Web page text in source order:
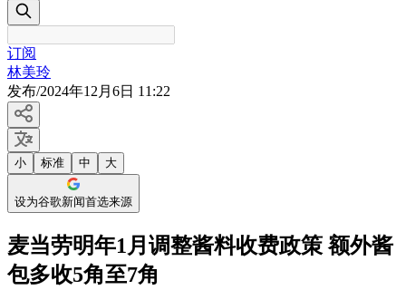
订阅
林美玲
发布/2024年12月6日 11:22
小 标准 中 大
设为谷歌新闻首选来源
麦当劳明年1月调整酱料收费政策 额外酱
包多收5角至7角